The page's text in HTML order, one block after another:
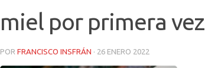
miel por primera vez
POR FRANCISCO INSFRÁN · 26 ENERO 2022